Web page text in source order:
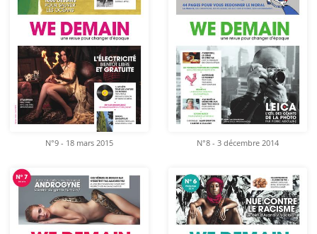
N°9 - 18 mars 2015 N°8 - 3 décembre 2014